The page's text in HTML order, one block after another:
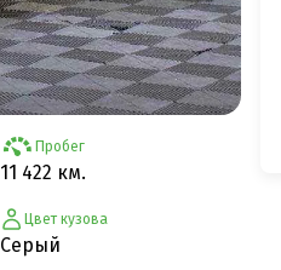
Пробег
11 422 км.
Цвет кузова
Серый